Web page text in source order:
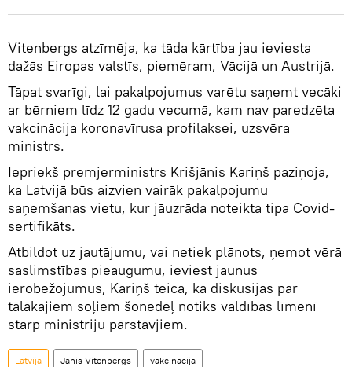
Vitenbergs atzīmēja, ka tāda kārtība jau ieviesta
dažās Eiropas valstīs, piemēram, Vācijā un Austrijā.
Tāpat svarīgi, lai pakalpojumus varētu saņemt vecāki
ar bērniem līdz 12 gadu vecumā, kam nav paredzēta
vakcinācija koronavīrusa profilaksei, uzsvēra
ministrs.
Iepriekš premjerministrs Krišjānis Kariņš paziņoja,
ka Latvijā būs aizvien vairāk pakalpojumu
saņemšanas vietu, kur jāuzrāda noteikta tipa Covid-
sertifikāts.
Atbildot uz jautājumu, vai netiek plānots, ņemot vērā
saslimstības pieaugumu, ieviest jaunus
ierobežojumus, Kariņš teica, ka diskusijas par
tālākajiem soļiem šonedēļ notiks valdības līmenī
starp ministriju pārstāvjiem.
Latvijā Jānis Vitenbergs vakcinācija